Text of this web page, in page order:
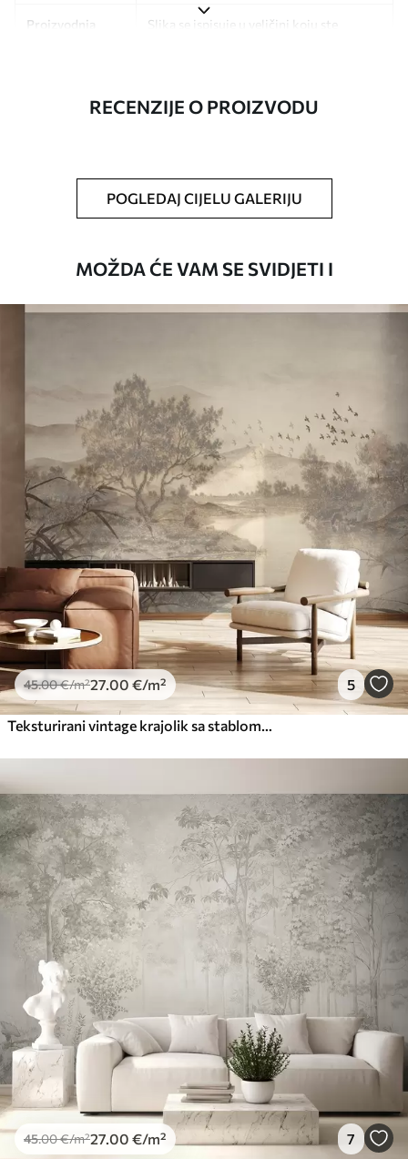
Proizvodnja
Slika se ispisuje u veličini koju ste
Možete dodati premaz od laka i/ili ljepilo
spužvom. Lakirane tapete mogu se čistiti
vodom.
Način primjene Besprijekorna primjena
Dostupni materijali
/m²
Premium
56 .6734.00€/m²
Premium vinil
66.6740.00€/m²
Peel and Stick
81.6749 /m²
RECENZIJE O PROIZVODU
POGLEDAJ CIJELU GALERIJU
MOŽDA ĆE VAM SE SVIDJETI I
45.00€/m²27 .00 €/m² 5
45.00€/m²27 .00 €/m² 7